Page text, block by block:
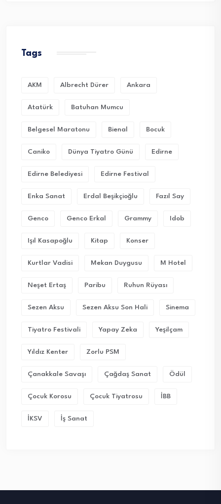
Tags
AKM Albrecht Dürer Ankara
Atatürk Batuhan Mumcu
Belgesel Maratonu Bienal Bocuk
Caniko Dünya Tiyatro Günü Edirne
Edirne Belediyesi Edirne Festival
Enka Sanat Erdal Beşikçioğlu Fazıl Say
Genco Genco Erkal Grammy Idob
Işıl Kasapoğlu Kitap Konser
Kurtlar Vadisi Mekan Duygusu M Hotel
Neşet Ertaş Paribu Ruhun Rüyası
Sezen Aksu Sezen Aksu Son Hali Sinema
Tiyatro Festivali Yapay Zeka Yeşilçam
Yıldız Kenter Zorlu PSM
Çanakkale Savaşı Çağdaş Sanat Ödül
Çocuk Korosu Çocuk Tiyatrosu İBB
İKSV İş Sanat